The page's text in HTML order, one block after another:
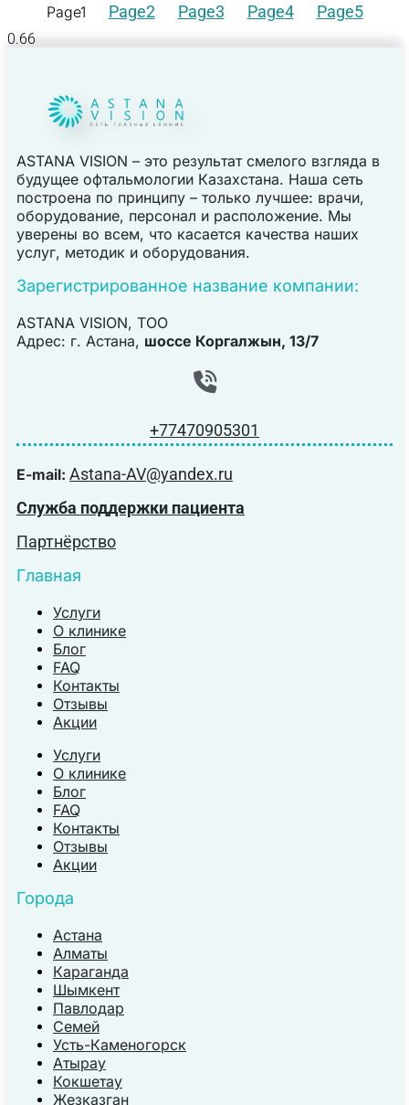
Page1 Page2 Page3 Page4 Page5
ASTANA VISION – это результат смелого взгляда в
будущее офтальмологии Казахстана. Наша сеть
построена по принципу – только лучшее: врачи,
оборудование, персонал и расположение. Мы
уверены во всем, что касается качества наших
услуг, методик и оборудования.
Зарегистрированное название компании:
ASTANA VISION, TOO
Адрес: г. Астана, шоссе Коргалжын, 13/7
+77470905301
E-mail: Astana-AV@yandex.ru
Служба поддержки пациента
Партнёрство
Главная
Услуги
О клинике
Блог
FAQ
Контакты
Отзывы
Акции
Услуги
О клинике
Блог
FAQ
Контакты
Отзывы
Акции
Города
Астана
Алматы
Караганда
Шымкент
Павлодар
Семей
Усть-Каменогорск
Атырау
Кокшетау
Жезказган